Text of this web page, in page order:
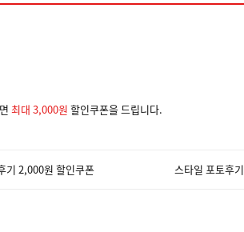
최대 3,000원 할인쿠폰을 드립니다.
기 2,000원 할인쿠폰 스타일 포토후기